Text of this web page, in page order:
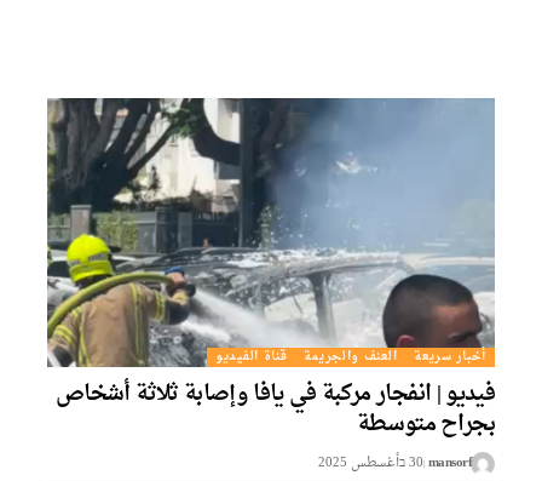
أخبار سريعة العنف والجريمة قناة الفيديو
| انفجار مركبة في يافا وإصابة ثلاثة أشخاص
متوسطة
mansorf30 בأغسطس 2025